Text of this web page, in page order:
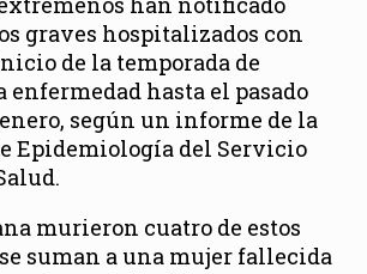
graves hospitalizados con
de la temporada de
hasta el pasado
según un informe de la
Epidemiología del Servicio
murieron cuatro de estos
suman a una mujer fallecida